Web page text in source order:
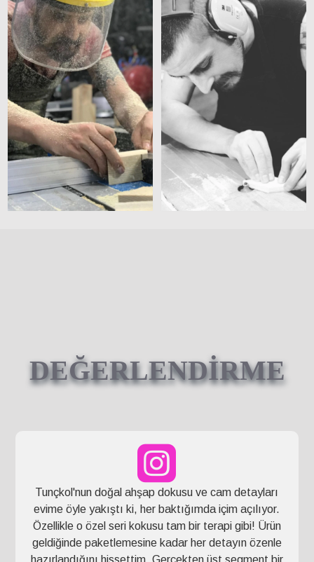
DEĞERLENDİRME
Tunçkol'nun doğal ahşap dokusu ve cam detayları
evime öyle yakıştı ki, her baktığımda içim açılıyor.
Özellikle o özel seri kokusu tam bir terapi gibi! Ürün
geldiğinde paketlemesine kadar her detayın özenle